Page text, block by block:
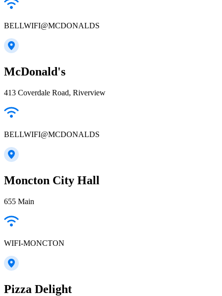
BELLWIFI@MCDONALDS
McDonald's
413 Coverdale Road, Riverview
BELLWIFI@MCDONALDS
Moncton City Hall
655 Main
WIFI-MONCTON
Pizza Delight